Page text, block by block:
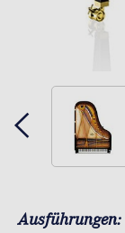
Ausführungen: